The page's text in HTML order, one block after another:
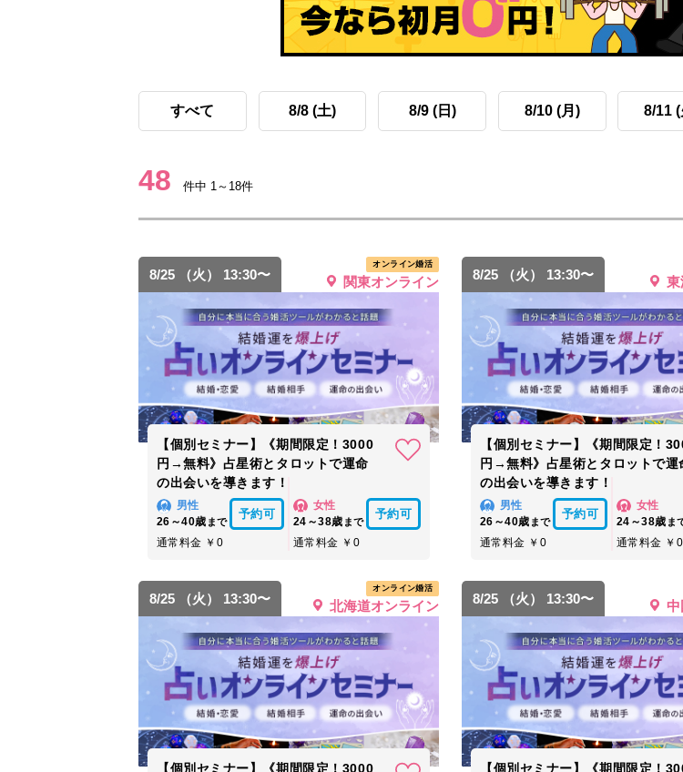
すべて 8/8 (土) 8/9 (日) 8/10 (月) 8/11
48 件中 1～18件
8/25 （火） 13:30〜
オンライン婚活
関東オンライン
【個別セミナー】《期間限定！3000
円→無料》占星術とタロットで運命
の出会いを導きます！
男性
26～40歳 まで
予約可
通常料金 ￥0
女性
24～38歳 まで
予約可
通常料金 ￥0
8/25 （火） 13:30〜 東
【個別セミナー】《期間限定！
円→無料》占星術とタロットで運
の出会いを導きます！
男性
26～40歳 まで
予約可
通常料金 ￥0
女性
24～38歳 ま
通常料金 ￥0
8/25 （火） 13:30〜
オンライン婚活
北海道オンライン
【個別セミナー】《期間限定！3000
8/25 （火） 13:30〜 中
【個別セミナー】《期間限定！